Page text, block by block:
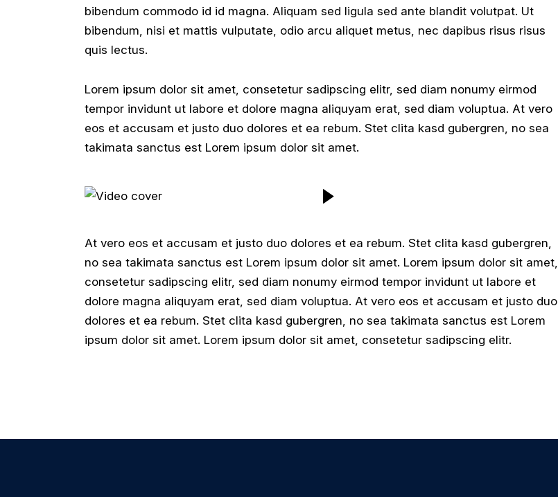
bibendum commodo id id magna. Aliquam sed ligula sed ante blandit volutpat. Ut
bibendum, nisi et mattis vulputate, odio arcu aliquet metus, nec dapibus risus risus
quis lectus.
Lorem ipsum dolor sit amet, consetetur sadipscing elitr, sed diam nonumy eirmod
tempor invidunt ut labore et dolore magna aliquyam erat, sed diam voluptua. At vero
eos et accusam et justo duo dolores et ea rebum. Stet clita kasd gubergren, no sea
takimata sanctus est Lorem ipsum dolor sit amet.
At vero eos et accusam et justo duo dolores et ea rebum. Stet clita kasd gubergren,
no sea takimata sanctus est Lorem ipsum dolor sit amet. Lorem ipsum dolor sit amet,
consetetur sadipscing elitr, sed diam nonumy eirmod tempor invidunt ut labore et
dolore magna aliquyam erat, sed diam voluptua. At vero eos et accusam et justo duo
dolores et ea rebum. Stet clita kasd gubergren, no sea takimata sanctus est Lorem
ipsum dolor sit amet. Lorem ipsum dolor sit amet, consetetur sadipscing elitr.